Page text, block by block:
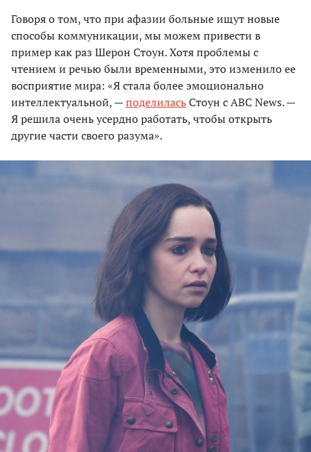
Говоря о том, что при афазии больные ищут новые
способы коммуникации, мы можем привести в
пример как раз Шерон Стоун. Хотя проблемы с
чтением и речью были временными, это изменило ее
восприятие мира: «Я стала более эмоционально
интеллектуальной, —поделиласьСтоун с ABC News. —
Я решила очень усердно работать, чтобы открыть
другие части своего разума».